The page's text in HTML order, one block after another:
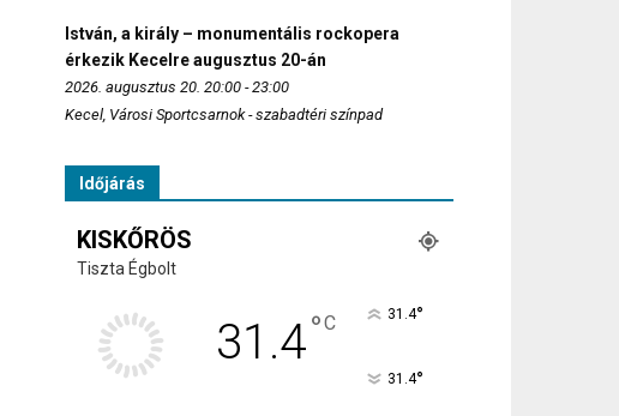
István, a király – monumentális rockopera
érkezik Kecelre augusztus 20-án
2026. augusztus 20. 20:00 - 23:00
Kecel, Városi Sportcsarnok - szabadtéri színpad
Időjárás
KISKŐRÖS
Tiszta Égbolt
31.4°C 31.4°
31.4°